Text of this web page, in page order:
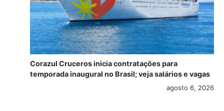
Corazul Cruceros inicia contratações para
temporada inaugural no Brasil; veja salários e vagas
agosto 6, 2026